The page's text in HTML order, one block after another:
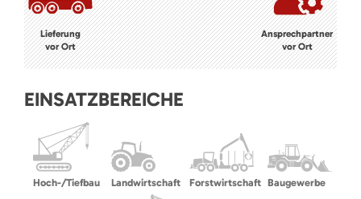
Lieferung
vor Ort
Ansprechpartner
vor Ort
EINSATZBEREICHE
Hoch-/Tiefbau Landwirtschaft Forstwirtschaft Baugewerbe